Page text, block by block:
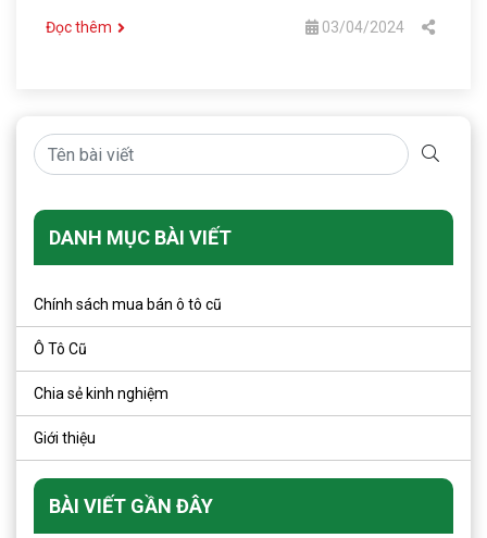
Đọc thêm 03/04/2024
DANH MỤC BÀI VIẾT
Chính sách mua bán ô tô cũ
Ô Tô Cũ
Chia sẻ kinh nghiệm
Giới thiệu
BÀI VIẾT GẦN ĐÂY